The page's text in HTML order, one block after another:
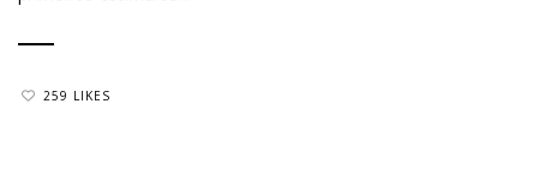
259 LIKES